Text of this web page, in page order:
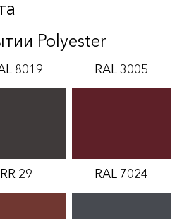
Polyester
8019 RAL 3005
RR 29 RAL 7024